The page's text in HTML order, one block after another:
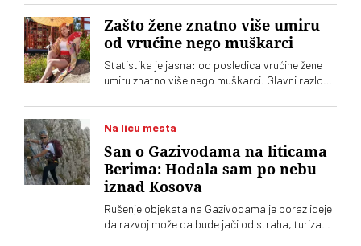
toplotnog talasa nam tek predstoji
Zašto žene znatno više umiru
od vrućine nego muškarci
Statistika je jasna: od posledica vrućine žene
umiru znatno više nego muškarci. Glavni razlog,
Na licu mesta
San o Gazivodama na liticama
Berima: Hodala sam po nebu
iznad Kosova
Rušenje objekata na Gazivodama je poraz ideje
da razvoj može da bude jači od straha, turizam